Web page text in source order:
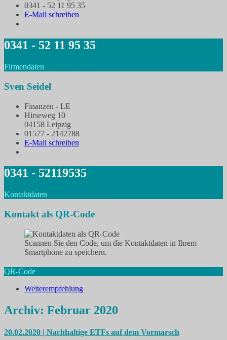
0341 - 52 11 95 35
E-Mail schreiben
0341 - 52 11 95 35
Firmendaten
Sven Seidel
Finanzen - LE
Hirseweg 10
04158 Leipzig
01577 - 2142788
E-Mail schreiben
0341 - 52119535
Kontaktdaten
Kontakt als QR-Code
Scannen Sie den Code, um die Kontaktdaten in Ihrem
Smartphone zu speichern.
QR-Code
Weiterempfehlung
Archiv: Februar 2020
20.02.2020 | Nachhaltige ETFs auf dem Vormarsch